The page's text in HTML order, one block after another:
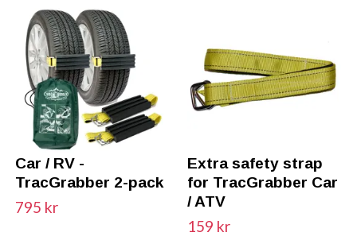
Car / RV -
TracGrabber 2-pack
795 kr
Extra safety strap
for TracGrabber Car
/ ATV
159 kr